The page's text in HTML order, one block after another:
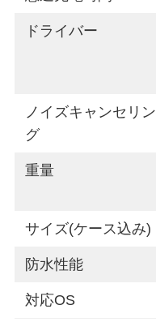
ドライバー
ノイズキャンセリン
グ
重量
サイズ(ケース込み)
防水性能
対応OS